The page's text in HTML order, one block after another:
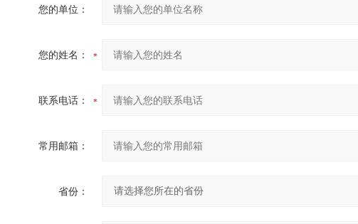
您的单位：
您的姓名：
联系电话：
常用邮箱：
省份：